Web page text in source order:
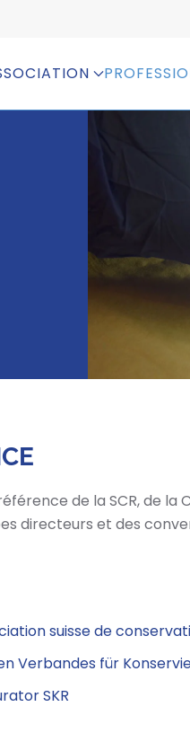
de la SCR, de
directeurs et des
suisse de
Verbandes für
SKR